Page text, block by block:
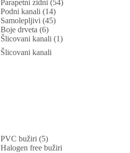
Parapetni zidni (54)
Podni kanali (14)
Samolepljivi (45)
Boje drveta (6)
Šlicovani kanali (1)
Šlicovani kanali
PVC bužiri (5)
Halogen free bužiri